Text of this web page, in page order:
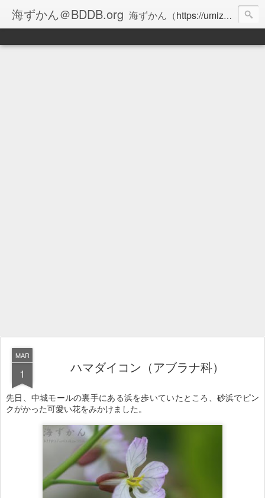
海ずかん＠BDDB.org 海ずかん（https://umizukan.com
MAR
1 ハマダイコン（アブラナ科）
先日、中城モールの裏手にある浜を歩いていたところ、砂浜でピン
クがかった可愛い花をみかけました。